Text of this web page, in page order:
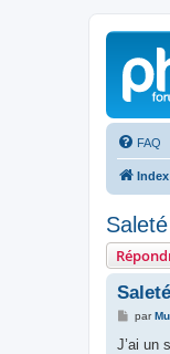
FAQ
M
s
par
J’ai un